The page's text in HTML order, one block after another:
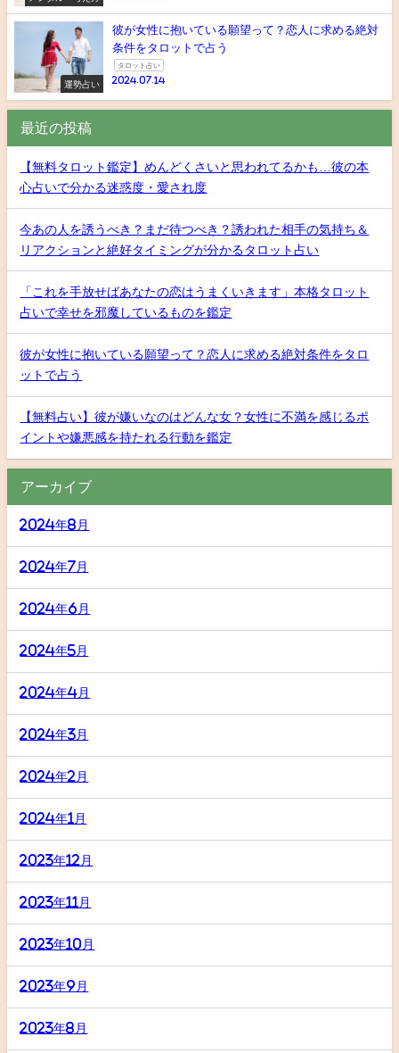
運勢占い
彼が女性に抱いている願望って？恋人に求める絶対
条件をタロットで占う
タロット占い
2024.07.14
最近の投稿
【無料タロット鑑定】めんどくさいと思われてるかも…彼の本
心占いで分かる迷惑度・愛され度
今あの人を誘うべき？まだ待つべき？誘われた相手の気持ち＆
リアクションと絶好タイミングが分かるタロット占い
「これを手放せばあなたの恋はうまくいきます」本格タロット
占いで幸せを邪魔しているものを鑑定
彼が女性に抱いている願望って？恋人に求める絶対条件をタロ
ットで占う
【無料占い】彼が嫌いなのはどんな女？女性に不満を感じるポ
イントや嫌悪感を持たれる行動を鑑定
アーカイブ
2024年8月
2024年7月
2024年6月
2024年5月
2024年4月
2024年3月
2024年2月
2024年1月
2023年12月
2023年11月
2023年10月
2023年9月
2023年8月